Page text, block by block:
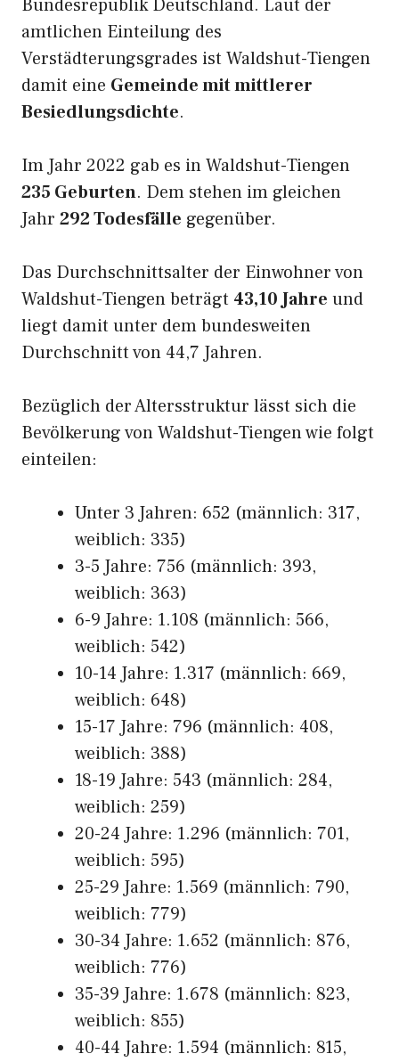
Bundesrepublik Deutschland. Laut der
amtlichen Einteilung des
Verstädterungsgrades ist Waldshut-Tiengen
damit eine Gemeinde mit mittlerer
Besiedlungsdichte.
Im Jahr 2022 gab es in Waldshut-Tiengen
235 Geburten. Dem stehen im gleichen
Jahr 292 Todesfälle gegenüber.
Das Durchschnittsalter der Einwohner von
Waldshut-Tiengen beträgt 43,10 Jahre und
liegt damit unter dem bundesweiten
Durchschnitt von 44,7 Jahren.
Bezüglich der Altersstruktur lässt sich die
Bevölkerung von Waldshut-Tiengen wie folgt
einteilen:
Unter 3 Jahren: 652 (männlich: 317,
weiblich: 335)
3-5 Jahre: 756 (männlich: 393,
weiblich: 363)
6-9 Jahre: 1.108 (männlich: 566,
weiblich: 542)
10-14 Jahre: 1.317 (männlich: 669,
weiblich: 648)
15-17 Jahre: 796 (männlich: 408,
weiblich: 388)
18-19 Jahre: 543 (männlich: 284,
weiblich: 259)
20-24 Jahre: 1.296 (männlich: 701,
weiblich: 595)
25-29 Jahre: 1.569 (männlich: 790,
weiblich: 779)
30-34 Jahre: 1.652 (männlich: 876,
weiblich: 776)
35-39 Jahre: 1.678 (männlich: 823,
weiblich: 855)
40-44 Jahre: 1.594 (männlich: 815,